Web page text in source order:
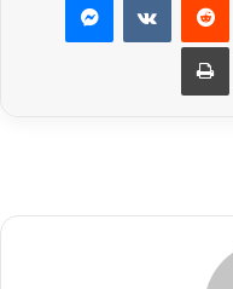
عبر البريد طباعة